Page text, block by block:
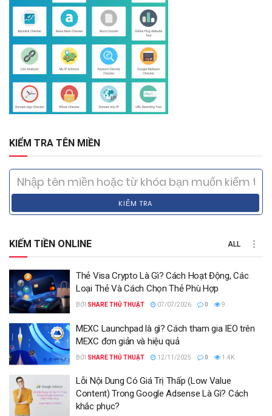
KIỂM TRA TÊN MIỀN
KIỂM TRA
KIẾM TIỀN ONLINE ALL
Thẻ Visa Crypto Là Gì? Cách Hoạt Động, Các
Loại Thẻ Và Cách Chọn Thẻ Phù Hợp
BỞI SHARE THỦ THUẬT 07/07/2026 0 9
MEXC Launchpad là gì? Cách tham gia IEO trên
MEXC đơn giản và hiệu quả
BỞI SHARE THỦ THUẬT 12/11/2025 0 1.4K
Lỗi Nội Dung Có Giá Trị Thấp (Low Value
Content) Trong Google Adsense Là Gì? Cách
khắc phục?